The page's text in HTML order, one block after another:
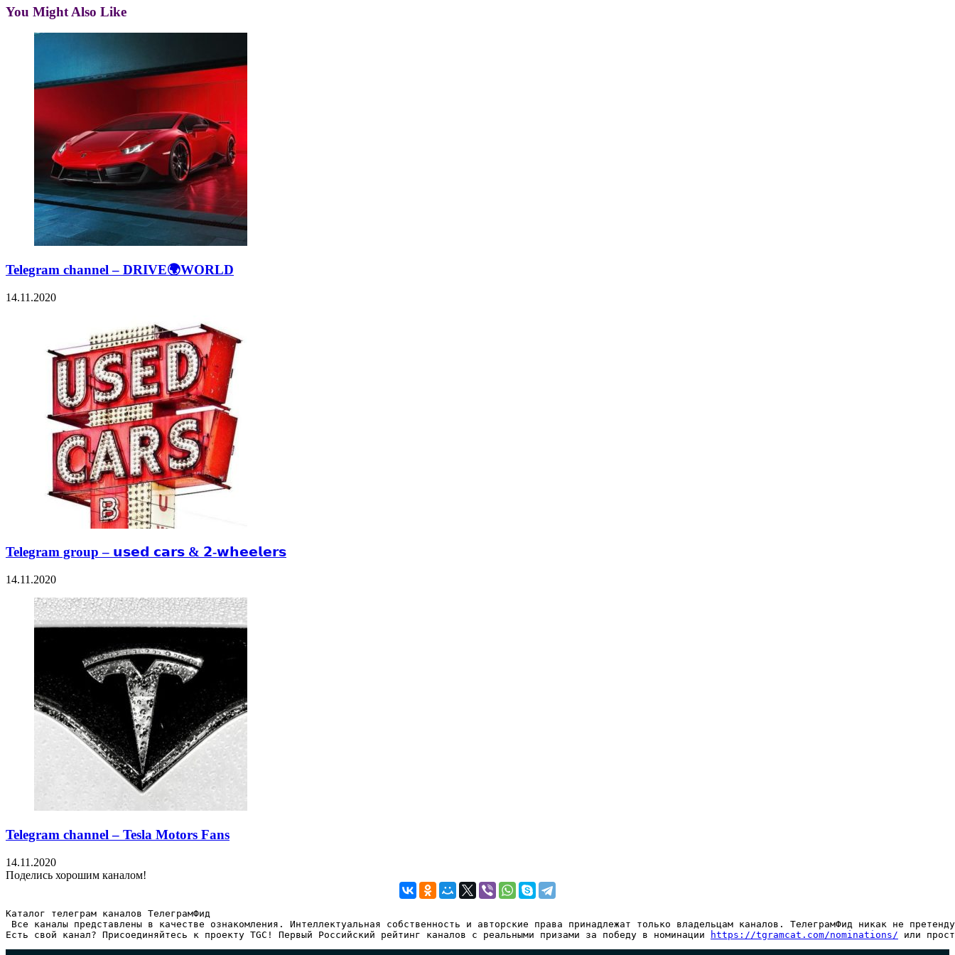
You Might Also Like
Telegram channel – DRIVE🌍WORLD
14.11.2020
Telegram group – 𝘂𝘀𝗲𝗱 𝗰𝗮𝗿𝘀 & 𝟮-𝘄𝗵𝗲𝗲𝗹𝗲𝗿𝘀
14.11.2020
Telegram channel – Tesla Motors Fans
14.11.2020
Поделись хорошим каналом!
Каталог телеграм каналов ТелеграмФид
Все каналы представлены в качестве ознакомления. Интеллектуальная собственность и авторские права принадлежат только владельцам каналов. ТелеграмФид никак не
Есть свой канал? Присоединяйтесь к проекту TGC! Первый Российский рейтинг каналов с реальными призами за победу в номинации
https://tgramcat.com/nominations/ или